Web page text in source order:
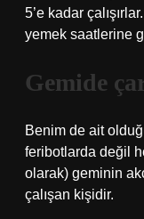
5’e kadar
yemek saatlerine
Gemide
Benim de ait
feribotlarda değil
olarak) geminin
çalışan kişidir.